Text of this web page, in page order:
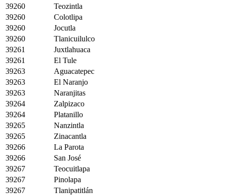
39260
Teozintla
39260
Colotlipa
39260
Jocutla
39260
Tlanicuilulco
39261
Juxtlahuaca
39261
El Tule
39263
Aguacatepec
39263
El Naranjo
39263
Naranjitas
39264
Zalpizaco
39264
Platanillo
39265
Nanzintla
39265
Zinacantla
39266
La Parota
39266
San José
39267
Teocuitlapa
39267
Pinolapa
39267
Tlanipatitlán